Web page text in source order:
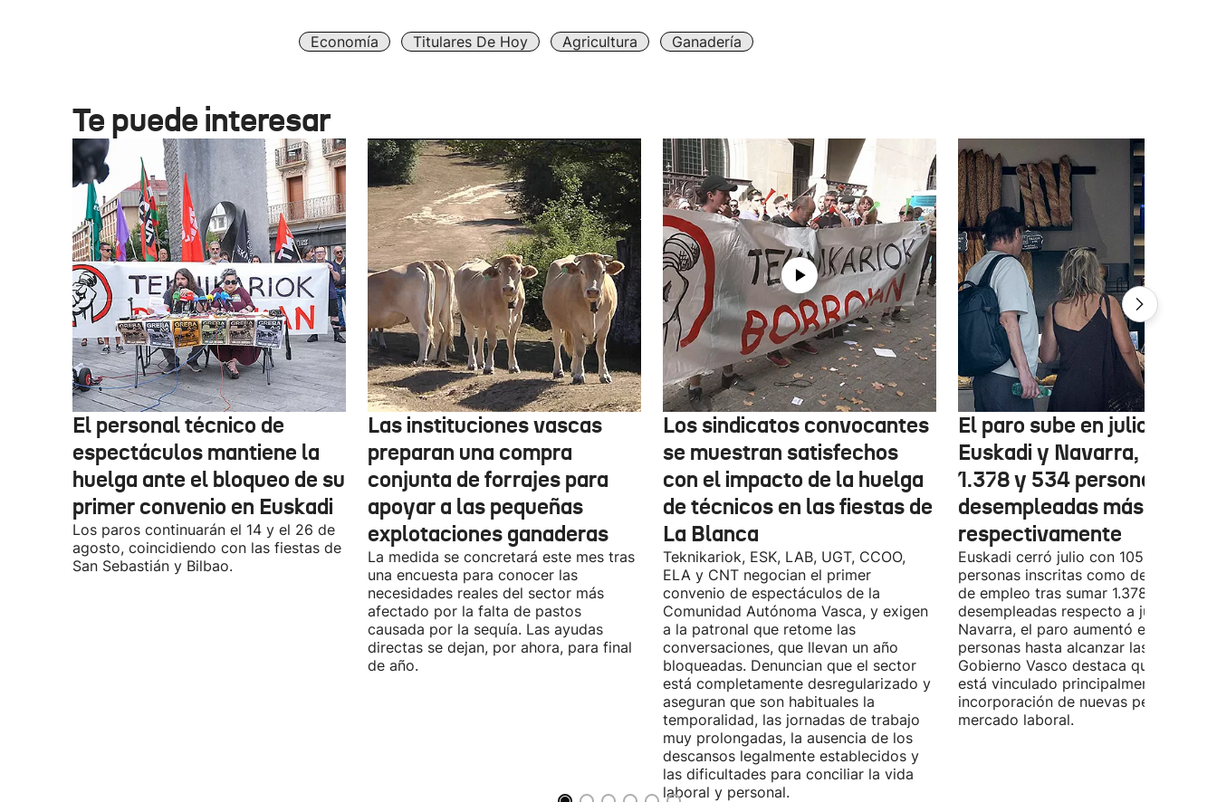
Economía Titulares De Hoy Agricultura Ganadería
Te puede interesar
El personal técnico de
espectáculos mantiene la
huelga ante el bloqueo de su
primer convenio en Euskadi
Los paros continuarán el 14 y el 26 de
agosto, coincidiendo con las fiestas de
San Sebastián y Bilbao.
Las instituciones vascas
preparan una compra
conjunta de forrajes para
apoyar a las pequeñas
explotaciones ganaderas
La medida se concretará este mes tras
una encuesta para conocer las
necesidades reales del sector más
afectado por la falta de pastos
causada por la sequía. Las ayudas
directas se dejan, por ahora, para final
de año.
Los sindicatos convocantes
se muestran satisfechos
con el impacto de la huelga
de técnicos en las fiestas de
La Blanca
Teknikariok, ESK, LAB, UGT, CCOO,
ELA y CNT negocian el primer
convenio de espectáculos de la
Comunidad Autónoma Vasca, y exigen
a la patronal que retome las
conversaciones, que llevan un año
bloqueadas. Denuncian que el sector
está completamente desregularizado y
aseguran que son habituales la
temporalidad, las jornadas de trabajo
muy prolongadas, la ausencia de los
descansos legalmente establecidos y
las dificultades para conciliar la vida
laboral y personal.
El paro sube en julio en
Euskadi y Navarra, con
1.378 y 534 personas
desempleadas más,
respectivamente
Euskadi cerró julio con 105.590
personas inscritas como
de empleo tras sumar 1.378 personas
desempleadas respecto a junio. En
Navarra, el paro aumentó en 534
personas hasta alcanzar las 28.843.
Gobierno Vasco destaca que este
está vinculado principalmente a la
incorporación de nuevas personas al
mercado laboral.